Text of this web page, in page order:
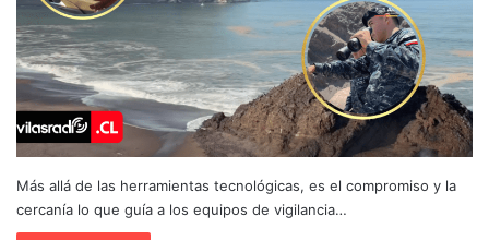
Más allá de las herramientas tecnológicas, es el compromiso y la
cercanía lo que guía a los equipos de vigilancia…